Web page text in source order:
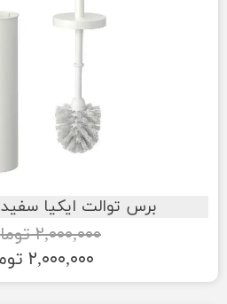
برس توالت ایکیا سفید ENUDDEN
۲,۰۰۰,۰۰۰ تومان
۲,۰۰۰,۰۰۰ تومان